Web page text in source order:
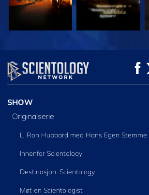
SE
SHOW
Originalserie
L. Ron Hubbard med Hans Egen Stemme
Innenfor Scientology
Destinasjon: Scientology
Møt en Scientologist